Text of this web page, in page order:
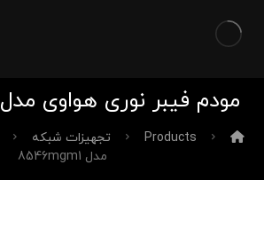
مودم فیبر نوری هواوی مدل 8546mgm1
Products تجهیزات شبکه
مدل 8546mgm1